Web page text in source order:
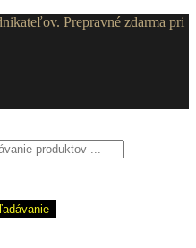
Prepravné zdarma pri